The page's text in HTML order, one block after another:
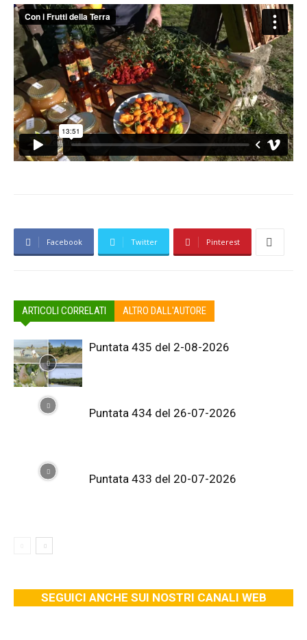
Facebook Twitter Pinterest
ARTICOLI CORRELATI ALTRO DALL'AUTORE
Puntata 435 del 2-08-2026
Puntata 434 del 26-07-2026
Puntata 433 del 20-07-2026
SEGUICI ANCHE SUI NOSTRI CANALI WEB